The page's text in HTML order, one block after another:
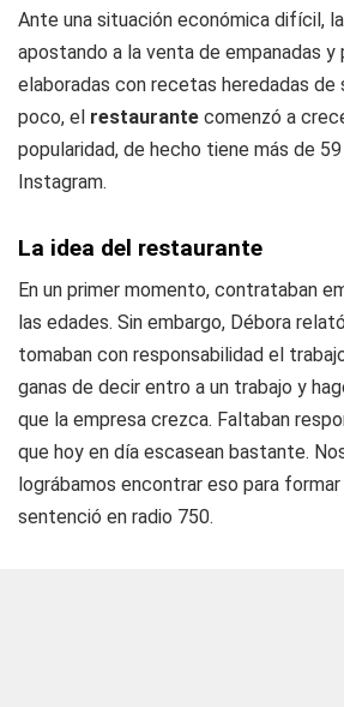
Ante una situación económica difícil, la
apostando a la venta de empanadas y
elaboradas con recetas heredadas de
poco, el restaurante comenzó a
popularidad, de hecho tiene más de
Instagram.
La idea del restaurante
En un primer momento, contrataban
las edades. Sin embargo, Débora
tomaban con responsabilidad el
ganas de decir entro a un trabajo y
que la empresa crezca. Faltaban
que hoy en día escasean bastante.
lográbamos encontrar eso para
sentenció en radio 750.